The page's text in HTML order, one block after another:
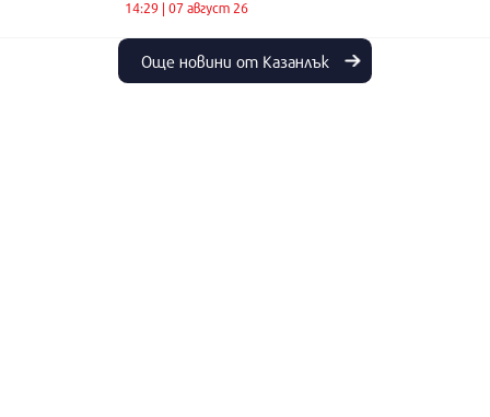
14:29 | 07 август 26
Още новини от Казанлък